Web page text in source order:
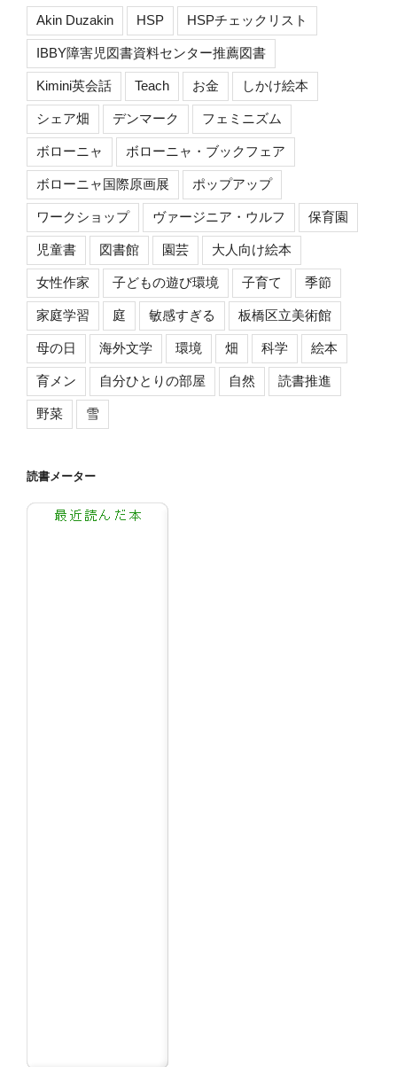
Akin Duzakin HSP HSPチェックリスト
IBBY障害児図書資料センター推薦図書
Kimini英会話 Teach お金 しかけ絵本
シェア畑 デンマーク フェミニズム
ボローニャ ボローニャ・ブックフェア
ボローニャ国際原画展 ポップアップ
ワークショップ ヴァージニア・ウルフ 保育園
児童書 図書館 園芸 大人向け絵本
女性作家 子どもの遊び環境 子育て 季節
家庭学習 庭 敏感すぎる 板橋区立美術館
母の日 海外文学 環境 畑 科学 絵本
育メン 自分ひとりの部屋 自然 読書推進
野菜 雪
読書メーター